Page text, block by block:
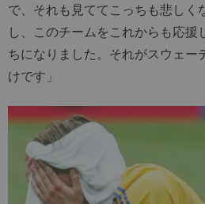
で、それも見ててこっちも悲し
し、このチームをこれからも応援
ちになりました。それがスウェー
けです」